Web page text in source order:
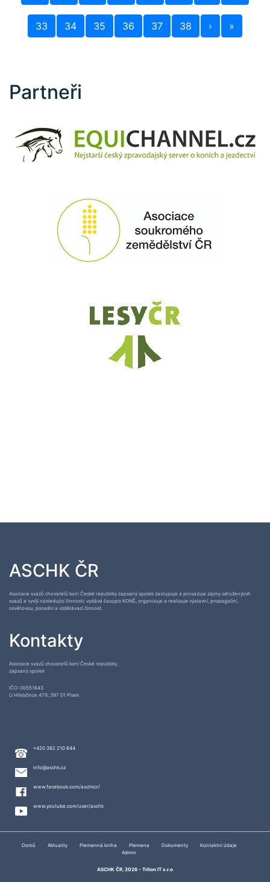
33 34 35 36 37 38 › »
Partneři
ASCHK ČR
Asociace svazů chovatelů koní České republiky zapsaný spolek zastupuje a prosazuje zájmy sdruženýcvh
svazů a vyvíjí následující činnosti: vydává časopis KONĚ, organizuje a realizuje výstavní, propagační,
osvětovou, poradní a vzdělávací činnost.
Kontakty
Asociace svazů chovatelů koní České republiky,
zapsaný spolek
IČO: 00551643
U Hřebčince 479, 397 01 Písek
+420 382 210 644
info@aschk.cz
www.facebook.com/aschkcr/
www.youtube.com/user/aschk
Domů Aktuality Plemenná kniha Plemena Dokumenty
Kontaktní údaje
Admin
ASCHK ČR, 2026 - Triton IT s.r.o